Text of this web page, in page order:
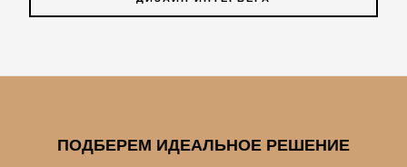
ПОДБЕРЕМ ИДЕАЛЬНОЕ РЕШЕНИЕ